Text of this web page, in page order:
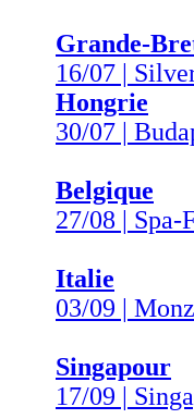
Grande-
16/07 |
Hongrie
30/07 |
Belgique
27/08 | Spa-
Italie
03/09 |
Singapour
17/09 |